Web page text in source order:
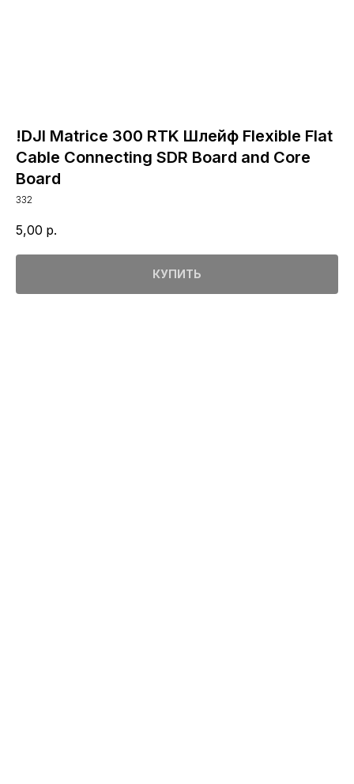
!DJI Matrice 300 RTK Шлейф Flexible Flat
Cable Connecting SDR Board and Core
Board
332
5,00 р.
КУПИТЬ